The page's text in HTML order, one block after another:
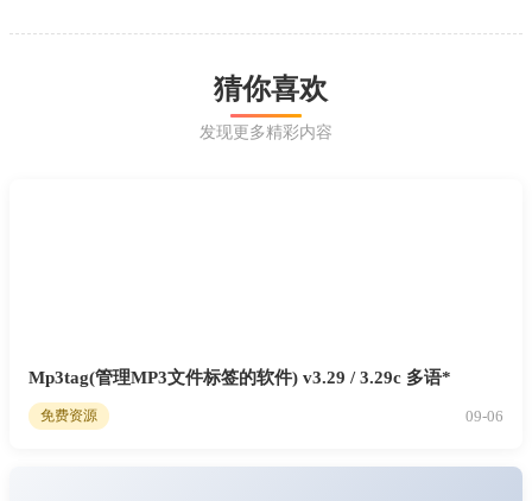
猜你喜欢
发现更多精彩内容
Mp3tag(管理MP3文件标签的软件) v3.29 / 3.29c 多语*
免费资源 09-06